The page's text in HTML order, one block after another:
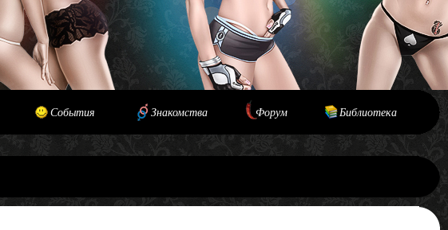
События Знакомства Форум Библиотека